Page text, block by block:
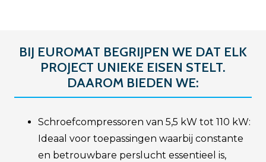
BIJ EUROMAT BEGRIJPEN WE DAT ELK
PROJECT UNIEKE EISEN STELT.
DAAROM BIEDEN WE:
Schroefcompressoren van 5,5 kW tot 110 kW:
Ideaal voor toepassingen waarbij constante
en betrouwbare perslucht essentieel is,